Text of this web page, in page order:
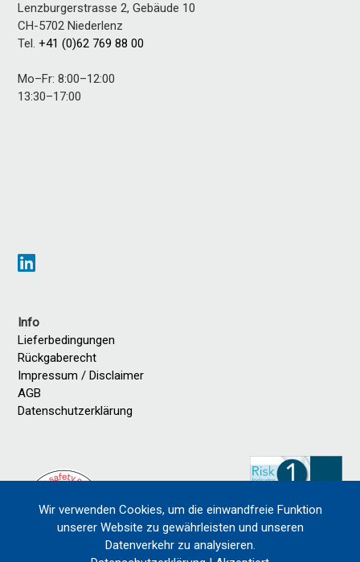
Lenzburgerstrasse 2, Gebäude 10
CH-5702 Niederlenz
Tel.+41 (0)62 769 88 00
Mo–Fr: 8:00–12:00
13:30–17:00
Info
Lieferbedingungen
Rückgaberecht
Impressum / Disclaimer
AGB
Datenschutzerklärung
Wir verwenden Cookies, um die einwandfreie Funktion
unserer Website zu gewährleisten und unseren
Datenverkehr zu analysieren.